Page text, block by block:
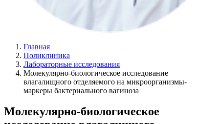
Главная
Поликлиника
Лабораторные исследования
Молекулярно-биологическое исследование
влагалищного отделяемого на микроорганизмы-
маркеры бактериального вагиноза
Молекулярно-биологическое